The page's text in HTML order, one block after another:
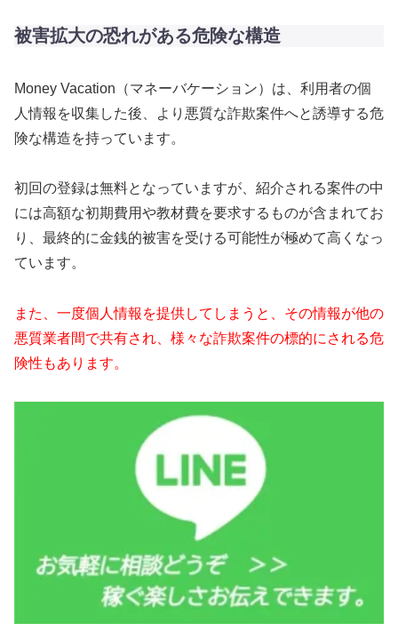
被害拡大の恐れがある危険な構造
Money Vacation（マネーバケーション）は、利用者の個
人情報を収集した後、より悪質な詐欺案件へと誘導する危
険な構造を持っています。
初回の登録は無料となっていますが、紹介される案件の中
には高額な初期費用や教材費を要求するものが含まれてお
り、最終的に金銭的被害を受ける可能性が極めて高くなっ
ています。
また、一度個人情報を提供してしまうと、その情報が他の
悪質業者間で共有され、様々な詐欺案件の標的にされる危
険性もあります。